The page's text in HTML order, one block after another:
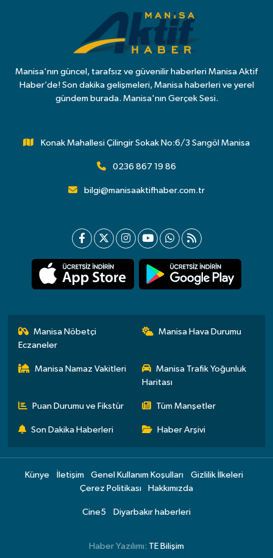
Manisa'nın güncel, tarafsız ve güvenilir haberleri Manisa Aktif
Haber’de! Son dakika gelişmeleri, Manisa haberleri ve yerel
gündem burada. Manisa'nın Gerçek Sesi.
Konak Mahallesi Çilingir Sokak No:6/3 Sarıgöl Manisa
0236 867 19 86
bilgi@manisaaktifhaber.com.tr
Manisa Nöbetçi
Eczaneler
Manisa Hava Durumu
Manisa Namaz Vakitleri
Manisa Trafik Yoğunluk
Haritası
Puan Durumu ve Fikstür Tüm Manşetler
Son Dakika Haberleri Haber Arşivi
Künye İletişim Genel Kullanım Koşulları
Gizlilik İlkeleri
Çerez Politikası
Hakkımızda
Cine5 Diyarbakır haberleri
Haber Yazılımı: TE Bilişim